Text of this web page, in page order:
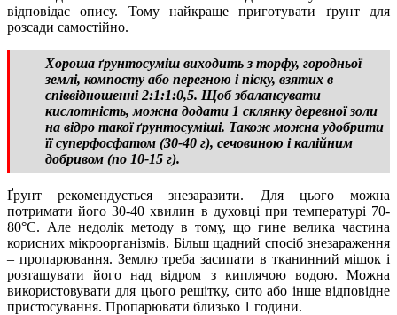
відповідає опису. Тому найкраще приготувати ґрунт для
розсади самостійно.
Хороша ґрунтосуміш виходить з торфу, городньої
землі, компосту або перегною і піску, взятих в
співвідношенні 2:1:1:0,5. Щоб збалансувати
кислотність, можна додати 1 склянку деревної золи
на відро такої ґрунтосуміші. Також можна удобрити
її суперфосфатом (30-40 г), сечовиною і калійним
добривом (по 10-15 г).
Ґрунт рекомендується знезаразити. Для цього можна
потримати його 30-40 хвилин в духовці при температурі 70-
80°С. Але недолік методу в тому, що гине велика частина
корисних мікроорганізмів. Більш щадний спосіб знезараження
– пропарювання. Землю треба засипати в тканинний мішок і
розташувати його над відром з киплячою водою. Можна
використовувати для цього решітку, сито або інше відповідне
пристосування. Пропарювати близько 1 години.